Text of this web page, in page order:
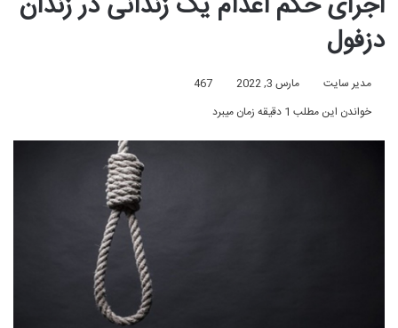
دزفول
مدیر سایت مارس 3, 2022
467
خواندن این مطلب 1 دقیقه زمان میبرد